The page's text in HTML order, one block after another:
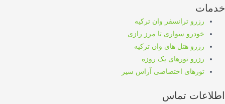
خدمات
رزرو ترانسفر وان ترکیه
خودرو سواری تا مرز رازی
رزرو هتل های وان ترکیه
رزرو تورهای یک روزه
تورهای اختصاصی آراس سیر
اطلاعات تماس